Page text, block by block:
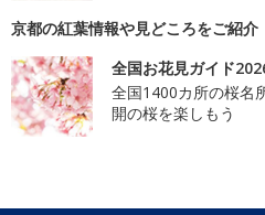
京都の紅葉情報や見どころをご紹介
全国お花見ガイド
全国1400カ所の桜名
開の桜を楽しもう